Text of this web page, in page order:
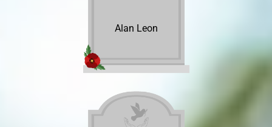
Alan Leon